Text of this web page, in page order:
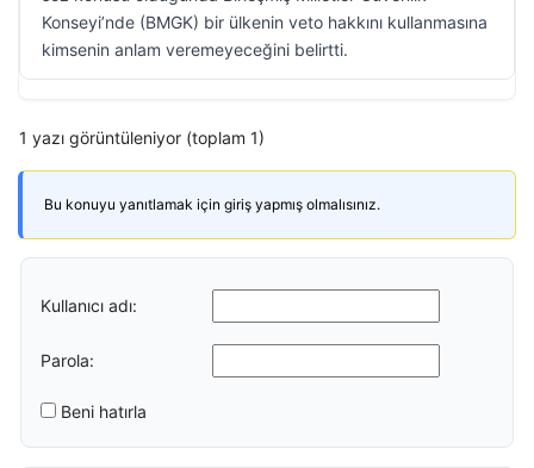
Konseyi’nde (BMGK) bir ülkenin veto hakkını kullanmasına
kimsenin anlam veremeyeceğini belirtti.
1 yazı görüntüleniyor (toplam 1)
Bu konuyu yanıtlamak için giriş yapmış olmalısınız.
Kullanıcı adı:
Parola:
Beni hatırla